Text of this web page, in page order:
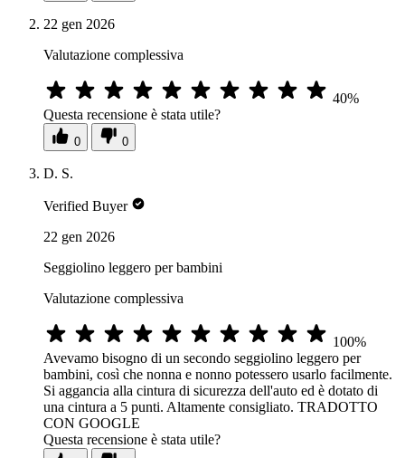
22 gen 2026
Valutazione complessiva
40%
Questa recensione è stata utile?
0 0
D. S.
Verified Buyer
22 gen 2026
Seggiolino leggero per bambini
Valutazione complessiva
100%
Avevamo bisogno di un secondo seggiolino leggero per
bambini, così che nonna e nonno potessero usarlo facilmente.
Si aggancia alla cintura di sicurezza dell'auto ed è dotato di
una cintura a 5 punti. Altamente consigliato. TRADOTTO
CON GOOGLE
Questa recensione è stata utile?